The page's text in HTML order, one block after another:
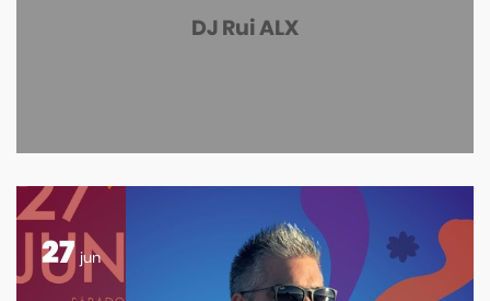
DJ Rui ALX
27 jun